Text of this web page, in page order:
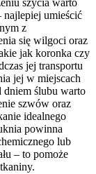
szycia warto
najlepiej umieścić
z
się wilgoci oraz
jak koronka czy
jej transportu
jej w miejscach
dniem ślubu warto
szwów oraz
idealnego
powinna
lub
– to pomoże